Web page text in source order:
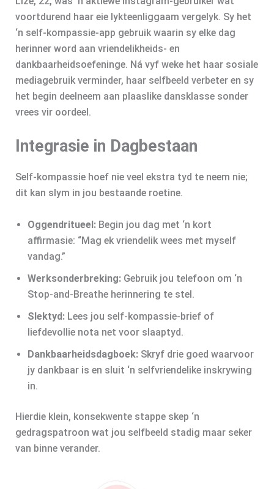
voortdurend haar eie lykteenliggaam vergelyk. Sy het
‘n self-kompassie-app gebruik waarin sy elke dag
herinner word aan vriendelikheids- en
dankbaarheidsoefeninge. Ná vyf weke het haar sosiale
mediagebruik verminder, haar selfbeeld verbeter en sy
het begin deelneem aan plaaslike dansklasse sonder
vrees vir oordeel.
Integrasie in Dagbestaan
Self-kompassie hoef nie veel ekstra tyd te neem nie;
dit kan slym in jou bestaande roetine.
Oggendritueel:Begin jou dag met ‘n kort
affirmasie: “Mag ek vriendelik wees met myself
vandag.”
Werksonderbreking:Gebruik jou telefoon om ‘n
Stop‑and‑Breathe herinnering te stel.
Slektyd:Lees jou self-kompassie‑brief of
liefdevollie nota net voor slaaptyd.
Dankbaarheidsdagboek:Skryf drie goed waarvoor
jy dankbaar is en sluit ‘n selfvriendelike inskrywing
in.
Hierdie klein, konsekwente stappe skep ‘n
gedragspatroon wat jou selfbeeld stadig maar seker
van binne verander.